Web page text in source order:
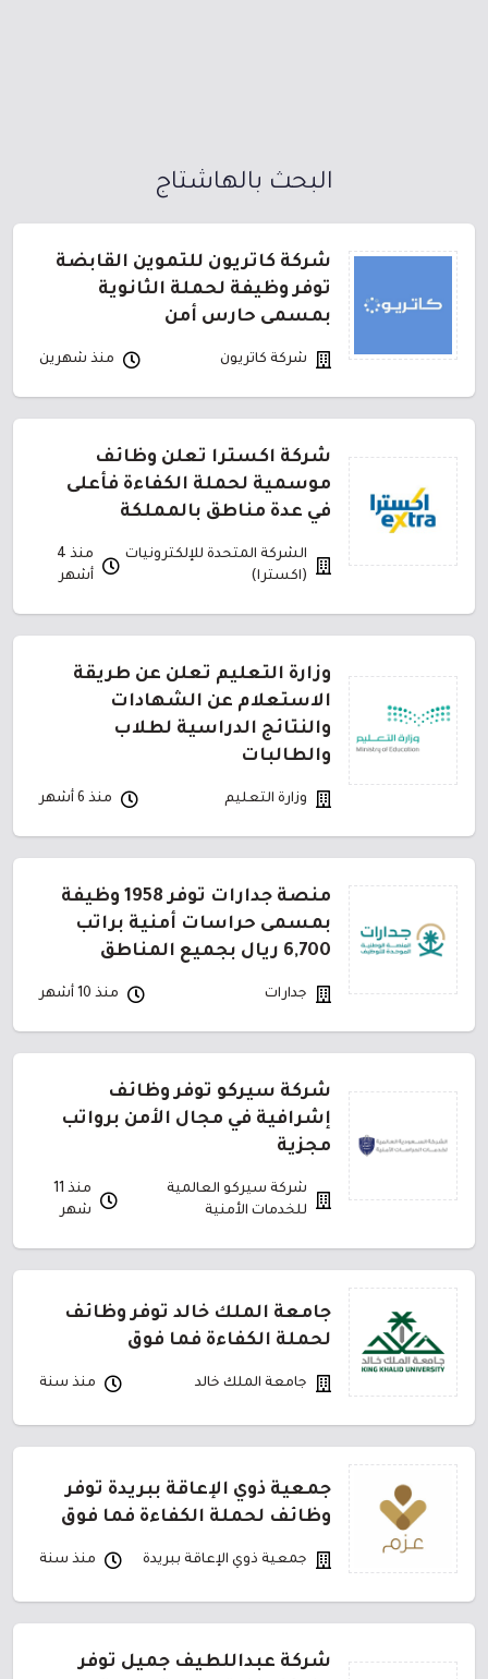
البحث بالهاشتاج
شركة كاتريون للتموين القابضة
توفر وظيفة لحملة الثانوية
بمسمى حارس أمن
شركة كاتريون منذ شهرين
شركة اكسترا تعلن وظائف
موسمية لحملة الكفاءة فأعلى
في عدة مناطق بالمملكة
الشركة المتحدة للإلكترونيات
(اكسترا)
منذ 4
أشهر
وزارة التعليم تعلن عن طريقة
الاستعلام عن الشهادات
والنتائج الدراسية لطلاب
والطالبات
وزارة التعليم منذ 6 أشهر
منصة جدارات توفر 1958 وظيفة
بمسمى حراسات أمنية براتب
6,700 ريال بجميع المناطق
جدارات منذ 10 أشهر
شركة سيركو توفر وظائف
إشرافية في مجال الأمن برواتب
مجزية
شركة سيركو العالمية
للخدمات الأمنية
منذ 11
شهر
جامعة الملك خالد توفر وظائف
لحملة الكفاءة فما فوق
جامعة الملك خالد منذ سنة
جمعية ذوي الإعاقة ببريدة توفر
وظائف لحملة الكفاءة فما فوق
جمعية ذوي الإعاقة ببريدة منذ سنة
شركة عبداللطيف جميل توفر